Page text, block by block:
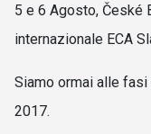
5 e 6 Agosto, České
internazionale ECA
Siamo ormai alle
2017.